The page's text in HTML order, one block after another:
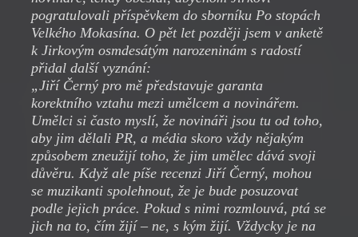
pogratulovali příspěvkem do sborníku Po stopách
Velkého Mokasína. O pět let později jsem v anketě
k Jirkovým osmdesátým narozeninám s radostí
přidal další vyznání:
„Jiří Černý pro mě představuje garanta
korektního vztahu mezi umělcem a novinářem.
Umělci si často myslí, že novináři jsou tu od toho,
aby jim dělali PR, a média skoro vždy nějakým
způsobem zneužijí toho, že jim umělec dává svoji
důvěru. Když ale píše recenzi Jiří Černý, mohou
se muzikanti spolehnout, že je bude posuzovat
podle jejich práce. Pokud s nimi rozmlouvá, ptá se
jich na to, čím žijí – ne, s kým žijí. Vždycky je na